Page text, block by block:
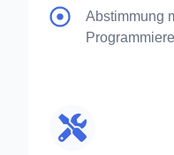
Abstimmung